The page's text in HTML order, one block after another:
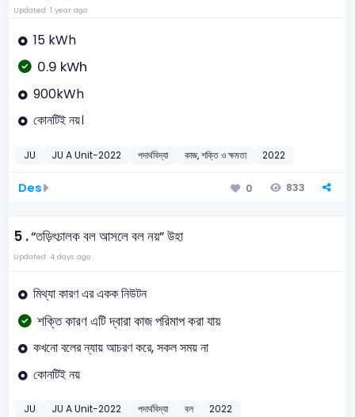
Updated: 1 year ago
15 kWh
0.9 kWh
900kWh
কোনটিই নয়।
JU JU A Unit-2022 পদার্থবিদ্যা কাজ, শক্তি ও ক্ষমতা 2022
Des 0 833
5 .“তড়িৎচালক বল আসলে বল নয়” উহা
Updated: 4 days ago
মিথ্যা কারণ এর একক নিউটন
শক্তি কারণ এটি দ্বারা কাজ পরিমাপ করা যায়
কখনো বলের ন্যায় আচরণ করে, সকল সময় না
কোনটিই নয়
JU JU A Unit-2022 পদার্থবিদ্যা বল 2022